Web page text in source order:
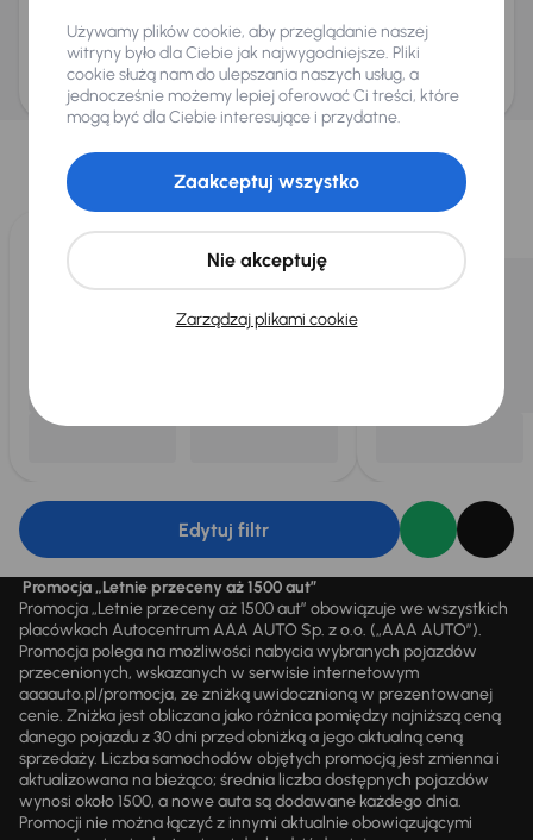
Zwracamy uwagę, że umówienie spotkania nie jest równoznaczne z rezerwacją
ani zagwarantowaną dostępnością pojazdu. AURES Holdings a.s., z siedzibą
Dopraváků 874/15, Čimice, 184 00 Praga 8, będzie przechowywać i przetwarzać
Twoje dane osobowe zgodnie z zasadami ochrony i przetwarzania danych
osobowych.
Wybraliśmy dla Ciebie
Wybieramy dla Ciebienajlepsze pojazdyz naszej oferty. Kupimy
do 400 pojazdówkażdego dnia.
Edytuj filtr
Promocja „Letnie przeceny aż 1500 aut”
Promocja „Letnie przeceny aż 1500 aut” obowiązuje we wszystkich
placówkach Autocentrum AAA AUTO Sp. z o.o. („AAA AUTO”).
Promocja polega na możliwości nabycia wybranych pojazdów
przecenionych, wskazanych w serwisie internetowym
aaaauto.pl/promocja, ze zniżką uwidocznioną w prezentowanej
cenie. Zniżka jest obliczana jako różnica pomiędzy najniższą ceną
danego pojazdu z 30 dni przed obniżką a jego aktualną ceną
sprzedaży. Liczba samochodów objętych promocją jest zmienna i
aktualizowana na bieżąco; średnia liczba dostępnych pojazdów
wynosi około 1500, a nowe auta są dodawane każdego dnia.
Promocji nie można łączyć z innymi aktualnie obowiązującymi
Używamy plików cookie, aby przeglądanie naszej
witryny było dla Ciebie jak najwygodniejsze. Pliki
cookie służą nam do ulepszania naszych usług, a
jednocześnie możemy lepiej oferować Ci treści, które
mogą być dla Ciebie interesujące i przydatne.
Zarządzaj plikami cookie
Nie akceptuję
Zaakceptuj wszystko